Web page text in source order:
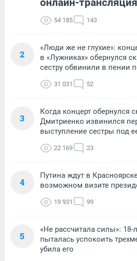
54 185 143
2
«Люди же не глухие»:
в «Лужниках» обернулся
сестру обвинили в пении
31 031 52
3
Когда концерт обернулся
Дмитриенко извинился
выступление сестры под
22 169 23
4
Путина ждут в
возможном визите
19 931 99
5
«Не рассчитала силы»: 18-
пыталась успокоить
убила его